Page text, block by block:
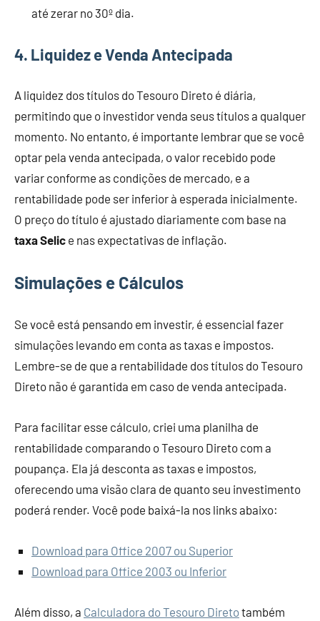
até zerar no 30º dia.
4. Liquidez e Venda Antecipada
A liquidez dos títulos do Tesouro Direto é diária,
permitindo que o investidor venda seus títulos a qualquer
momento. No entanto, é importante lembrar que se você
optar pela venda antecipada, o valor recebido pode
variar conforme as condições de mercado, e a
rentabilidade pode ser inferior à esperada inicialmente.
O preço do título é ajustado diariamente com base na
taxa Selic e nas expectativas de inflação.
Simulações e Cálculos
Se você está pensando em investir, é essencial fazer
simulações levando em conta as taxas e impostos.
Lembre-se de que a rentabilidade dos títulos do Tesouro
Direto não é garantida em caso de venda antecipada.
Para facilitar esse cálculo, criei uma planilha de
rentabilidade comparando o Tesouro Direto com a
poupança. Ela já desconta as taxas e impostos,
oferecendo uma visão clara de quanto seu investimento
poderá render. Você pode baixá-la nos links abaixo:
Download para Office 2007 ou Superior
Download para Office 2003 ou Inferior
Além disso, a Calculadora do Tesouro Diretotambém